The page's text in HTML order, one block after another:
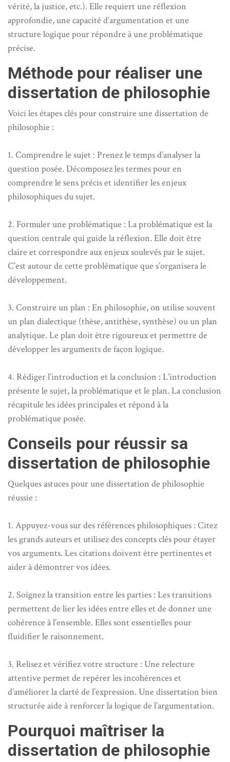
vérité, la justice, etc.). Elle requiert une réflexion
approfondie, une capacité d’argumentation et une
structure logique pour répondre à une problématique
précise.
Méthode pour réaliser une
dissertation de philosophie
Voici les étapes clés pour construire une dissertation de
philosophie :
1. Comprendre le sujet : Prenez le temps d’analyser la
question posée. Décomposez les termes pour en
comprendre le sens précis et identifier les enjeux
philosophiques du sujet.
2. Formuler une problématique : La problématique est la
question centrale qui guide la réflexion. Elle doit être
claire et correspondre aux enjeux soulevés par le sujet.
C’est autour de cette problématique que s’organisera le
développement.
3. Construire un plan : En philosophie, on utilise souvent
un plan dialectique (thèse, antithèse, synthèse) ou un plan
analytique. Le plan doit être rigoureux et permettre de
développer les arguments de façon logique.
4. Rédiger l’introduction et la conclusion : L’introduction
présente le sujet, la problématique et le plan. La conclusion
récapitule les idées principales et répond à la
problématique posée.
Conseils pour réussir sa
dissertation de philosophie
Quelques astuces pour une dissertation de philosophie
réussie :
1. Appuyez-vous sur des références philosophiques : Citez
les grands auteurs et utilisez des concepts clés pour étayer
vos arguments. Les citations doivent être pertinentes et
aider à démontrer vos idées.
2. Soignez la transition entre les parties : Les transitions
permettent de lier les idées entre elles et de donner une
cohérence à l’ensemble. Elles sont essentielles pour
fluidifier le raisonnement.
3. Relisez et vérifiez votre structure : Une relecture
attentive permet de repérer les incohérences et
d’améliorer la clarté de l’expression. Une dissertation bien
structurée aide à renforcer la logique de l’argumentation.
Pourquoi maîtriser la
dissertation de philosophie